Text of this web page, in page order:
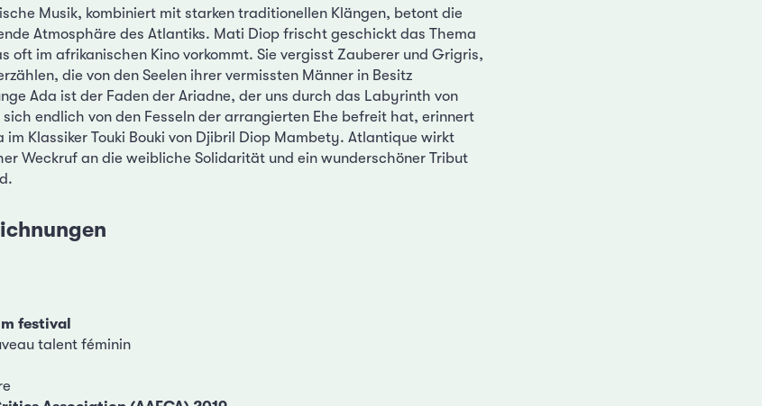
Musik, kombiniert mit starken traditionellen Klängen, betont die
Atmosphäre des Atlantiks. Mati Diop frischt geschickt das Thema
oft im afrikanischen Kino vorkommt. Sie vergisst Zauberer und Grigris,
die von den Seelen ihrer vermissten Männer in Besitz
Ada ist der Faden der Ariadne, der uns durch das Labyrinth von
endlich von den Fesseln der arrangierten Ehe befreit hat, erinnert
im Klassiker Touki Bouki von Djibril Diop Mambety. Atlantique wirkt
Weckruf an die weibliche Solidarität und ein wunderschöner Tribut
festival
talent féminin